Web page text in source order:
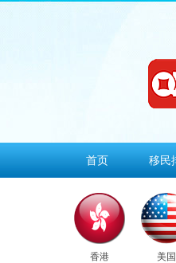
首页 移民
香港 美国